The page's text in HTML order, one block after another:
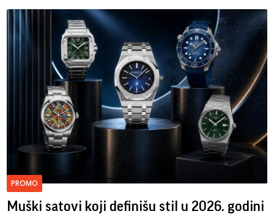
PROMO
Muški satovi koji definišu stil u 2026. godini